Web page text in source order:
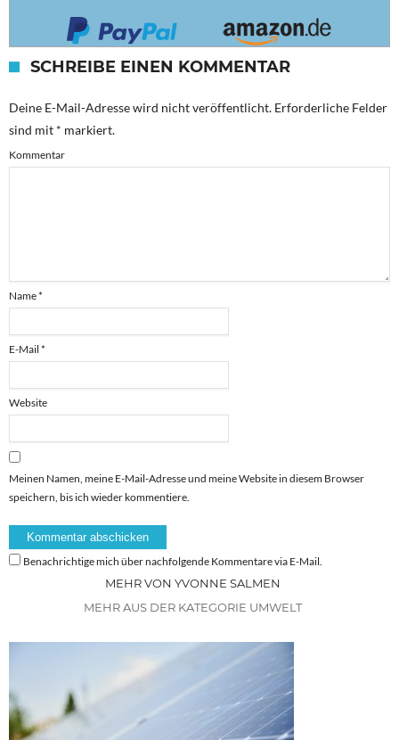
SCHREIBE EINEN KOMMENTAR
Deine E-Mail-Adresse wird nicht veröffentlicht. Erforderliche Felder
sind mit * markiert.
Kommentar
Name*
E-Mail *
Website
Meinen Namen, meine E-Mail-Adresse und meine Website in diesem Browser
speichern, bis ich wieder kommentiere.
Benachrichtige mich über nachfolgende Kommentare via E-Mail.
MEHR VON YVONNE SALMEN
MEHR AUS DER KATEGORIE UMWELT